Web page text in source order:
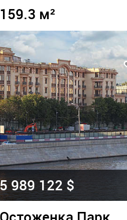
159.3 м²
5 989 122 $